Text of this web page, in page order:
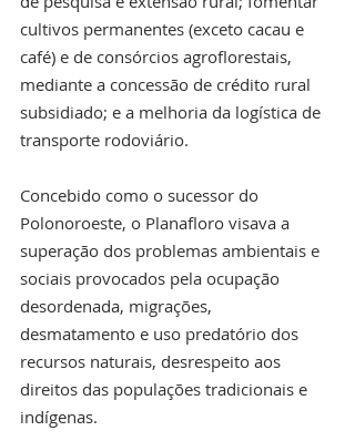
cultivos permanentes (exceto cacau e
café) e de consórcios agroflorestais,
mediante a concessão de crédito rural
subsidiado; e a melhoria da logística de
transporte rodoviário.
Concebido como o sucessor do
Polonoroeste, o Planafloro visava a
superação dos problemas ambientais e
sociais provocados pela ocupação
desordenada, migrações,
desmatamento e uso predatório dos
recursos naturais, desrespeito aos
direitos das populações tradicionais e
indígenas.